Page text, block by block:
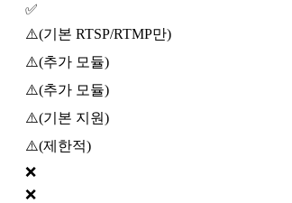
✅
⚠️(기본 RTSP/RTMP만)
⚠️(추가 모듈)
⚠️(추가 모듈)
⚠️(기본 지원)
⚠️(제한적)
❌
❌